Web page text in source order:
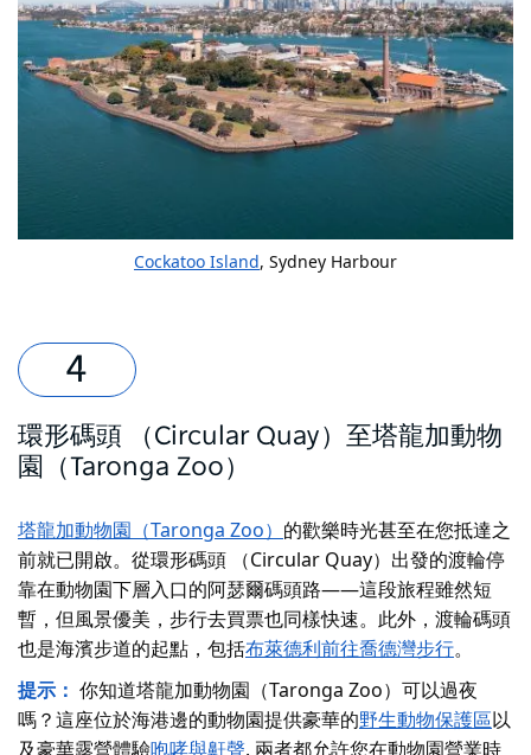
Cockatoo Island, Sydney Harbour
環形碼頭 （Circular Quay）至塔龍加動物
園（Taronga Zoo）
塔龍加動物園（Taronga Zoo） 的歡樂時光甚至在您抵達之
前就已開啟。從環形碼頭 （Circular Quay）出發的渡輪停
靠在動物園下層入口的阿瑟爾碼頭路——這段旅程雖然短
暫，但風景優美，步行去買票也同樣快速。此外，渡輪碼頭
也是海濱步道的起點，包括布萊德利前往喬德灣步行。
提示： 你知道塔龍加動物園（Taronga Zoo）可以過夜
嗎？這座位於海港邊的動物園提供豪華的野生動物保護區以
及豪華露營體驗咆哮與鼾聲. 兩者都允許您在動物園營業時